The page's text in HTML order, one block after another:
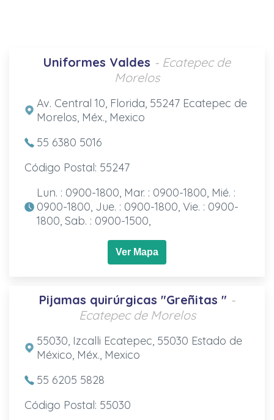
Uniformes Valdes - Ecatepec de
Morelos
Av. Central 10, Florida, 55247 Ecatepec de
Morelos, Méx., Mexico
55 6380 5016
Código Postal: 55247
Lun. : 0900-1800, Mar. : 0900-1800, Mié. :
0900-1800, Jue. : 0900-1800, Vie. : 0900-
1800, Sab. : 0900-1500,
Ver Mapa
Pijamas quirúrgicas "Greñitas " -
Ecatepec de Morelos
55030, Izcalli Ecatepec, 55030 Estado de
México, Méx., Mexico
55 6205 5828
Código Postal: 55030